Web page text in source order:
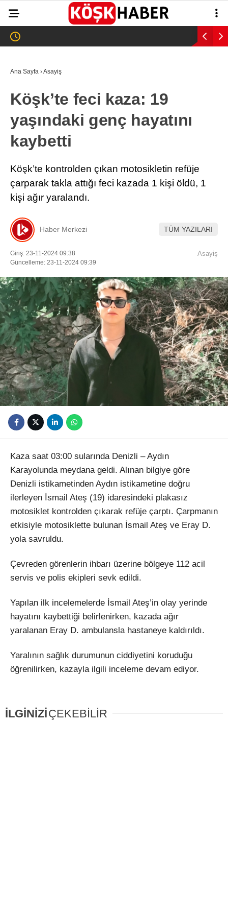
WhatsApp İhbar
Hattı
25.8°
ASAYİŞ
EĞİTİM
SAĞLIK
EKONOMİ
SPOR
Ana Sayfa ›Asayiş
Köşk’te feci kaza: 19
yaşındaki genç hayatını
kaybetti
Köşk’te kontrolden çıkan motosikletin refüje
çarparak takla attığı feci kazada 1 kişi öldü, 1
kişi ağır yaralandı.
Haber Merkezi TÜM YAZILARI
Giriş: 23-11-2024 09:38
Güncelleme: 23-11-2024 09:39
Asayiş
Kaza saat 03:00 sularında Denizli – Aydın
Karayolunda meydana geldi. Alınan bilgiye göre
Denizli istikametinden Aydın istikametine doğru
ilerleyen İsmail Ateş (19) idaresindeki plakasız
motosiklet kontrolden çıkarak refüje çarptı. Çarpmanın
etkisiyle motosiklette bulunan İsmail Ateş ve Eray D.
yola savruldu.
Çevreden görenlerin ihbarı üzerine bölgeye 112 acil
servis ve polis ekipleri sevk edildi.
Yapılan ilk incelemelerde İsmail Ateş’in olay yerinde
hayatını kaybettiği belirlenirken, kazada ağır
yaralanan Eray D. ambulansla hastaneye kaldırıldı.
Yaralının sağlık durumunun ciddiyetini koruduğu
öğrenilirken, kazayla ilgili inceleme devam ediyor.
İLGİNİZİÇEKEBİLİR